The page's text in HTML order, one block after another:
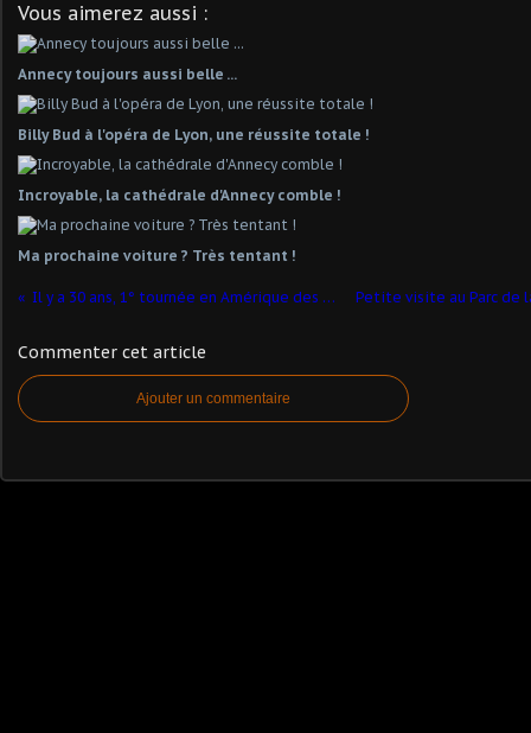
Vous aimerez aussi :
Annecy toujours aussi belle ...
Billy Bud à l'opéra de Lyon, une réussite totale !
Incroyable, la cathédrale d'Annecy comble !
Ma prochaine voiture ? Très tentant !
Il y a 30 ans, 1° tournée en Amérique des Petits Chanteurs de Lyon
Commenter cet article
Ajouter un commentaire